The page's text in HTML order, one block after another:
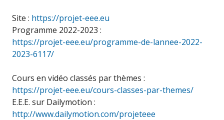
Site : https://projet-eee.eu
Programme 2022-2023 :
https://projet-eee.eu/programme-de-lannee-2022-
2023-6117/
Cours en vidéo classés par thèmes :
https://projet-eee.eu/cours-classes-par-themes/
E.E.E. sur Dailymotion :
http://www.dailymotion.com/projeteee